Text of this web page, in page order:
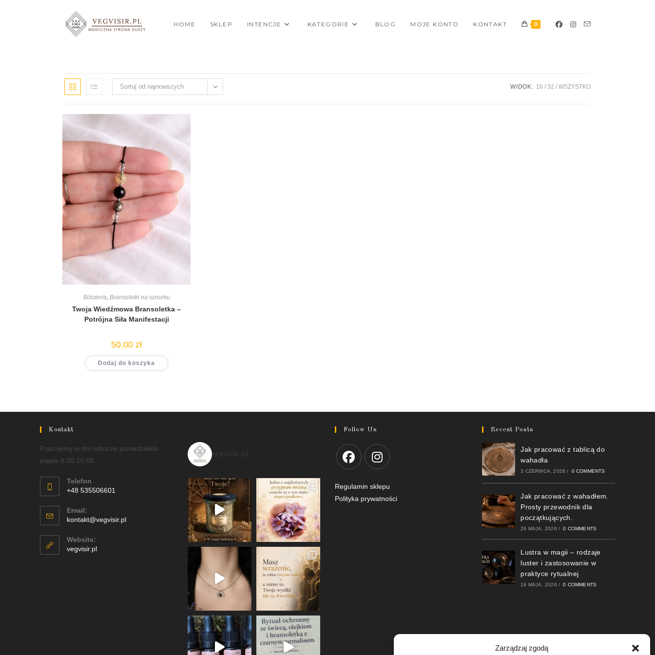
Zarządzaj zgodą
HOME SKLEP INTENCJE KATEGORIE BLOG MOJE KONTO KONTAKT 0
Sortuj od najnowszych WIDOK: 16 32 WSZYSTKO
Biżuteria, Bransoletki na sznurku
Twoja Wiedźmowa Bransoletka –
Potrójna Siła Manifestacji
50.00 zł
Dodaj do koszyka
Kontakt
Pracujemy w dni robocze poniedziałek-
piątek 8:00-16:00
Telefon
+48 535506601
Email:
kontakt@vegvisir.pl
Website:
vegvisir.pl
vegvisir.pl
Follow Us
Regulamin sklepu
Polityka prywatności
Recent Posts
Jak pracować z tablicą do
wahadła
3 CZERWCA, 2026 / 0 COMMENTS
Jak pracować z wahadłem.
Prosty przewodnik dla
początkujących.
26 MAJA, 2026 / 0 COMMENTS
Lustra w magii – rodzaje
luster i zastosowanie w
praktyce rytualnej
18 MAJA, 2026 / 0 COMMENTS